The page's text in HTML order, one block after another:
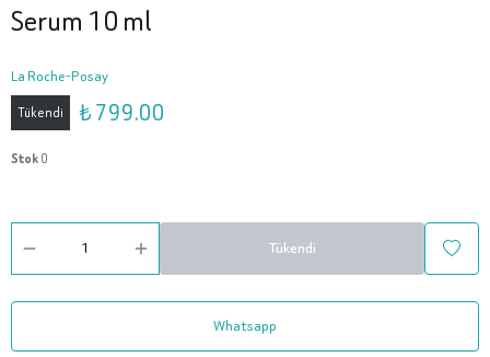
Serum 10 ml
La Roche-Posay
Tükendi ₺ 799.00
Stok0
Tükendi
Whatsapp